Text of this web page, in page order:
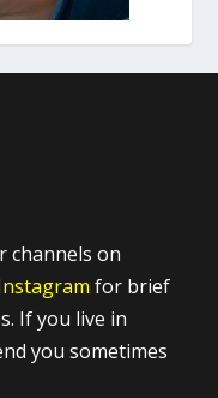
channels on
for brief
If you live in
you sometimes